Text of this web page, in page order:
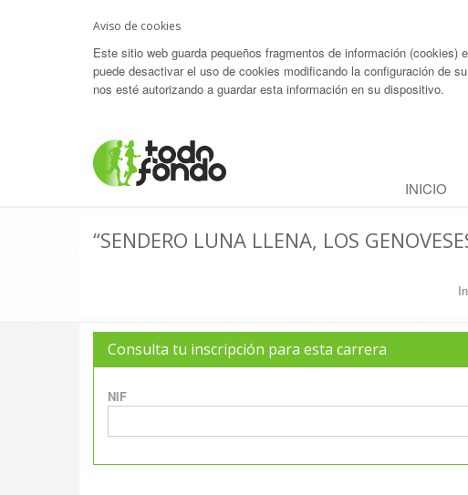
Aviso de cookies
Este sitio web guarda pequeños fragmentos de información
puede desactivar el uso de cookies modificando la configuración de
nos esté autorizando a guardar esta información en su dispositivo.
INICIO
“SENDERO LUNA LLENA, LOS
Consulta tu inscripción para esta carrera
NIF